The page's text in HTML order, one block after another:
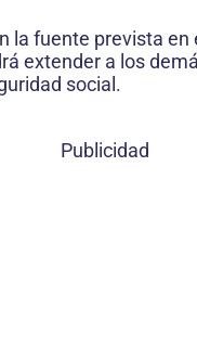
la fuente prevista en
extender a los
social.
Publicidad